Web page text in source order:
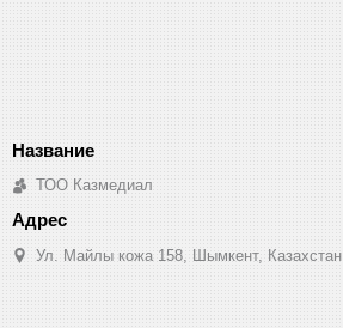
ТОО Казмедиал
Ул. Майлы кожа 158, Шымкент, Казахстан